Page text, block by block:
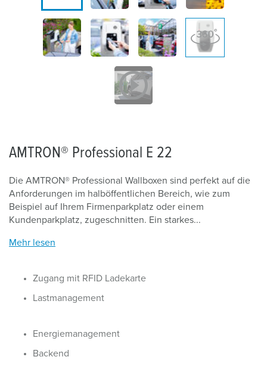
AMTRON® Professional E 22
Die AMTRON® Professional Wallboxen sind perfekt auf die
Anforderungen im halböffentlichen Bereich, wie zum
Beispiel auf Ihrem Firmenparkplatz oder einem
Kundenparkplatz, zugeschnitten. Ein starkes...
Mehr lesen
Zugang mit RFID Ladekarte
Lastmanagement
Energiemanagement
Backend